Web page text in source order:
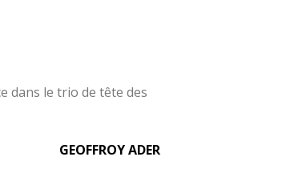
dans le trio de tête des
GEOFFROY ADER